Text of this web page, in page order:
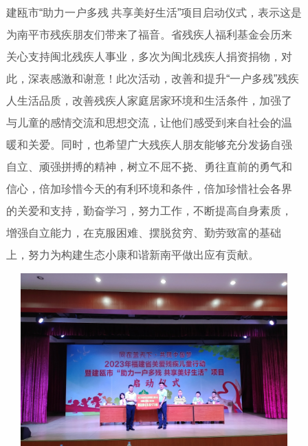
建瓯市“助力一户多残 共享美好生活”项目启动仪式，表示这是
为南平市残疾朋友们带来了福音。省残疾人福利基金会历来
关心支持闽北残疾人事业，多次为闽北残疾人捐资捐物，对
此，深表感激和谢意！此次活动，改善和提升“一户多残”残疾
人生活品质，改善残疾人家庭居家环境和生活条件，加强了
与儿童的感情交流和思想交流，让他们感受到来自社会的温
暖和关爱。同时，也希望广大残疾人朋友能够充分发扬自强
自立、顽强拼搏的精神，树立不屈不挠、勇往直前的勇气和
信心，倍加珍惜今天的有利环境和条件，倍加珍惜社会各界
的关爱和支持，勤奋学习，努力工作，不断提高自身素质，
增强自立能力，在克服困难、摆脱贫穷、勤劳致富的基础
上，努力为构建生态小康和谐新南平做出应有贡献。